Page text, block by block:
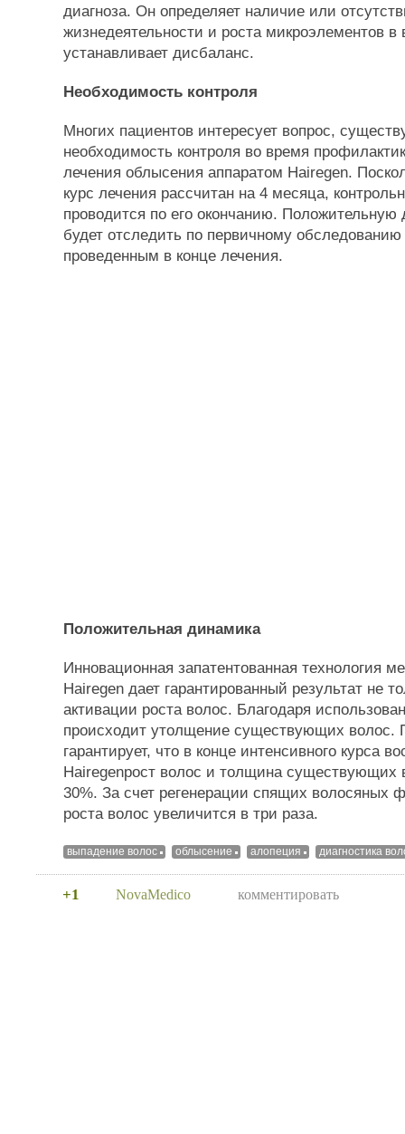
диагноза. Он определяет наличие или
жизнедеятельности и роста микроэлементов в
устанавливает дисбаланс.
Необходимость контроля
Многих пациентов интересует вопрос,
необходимость контроля во время
лечения облысения аппаратом Hairegen.
курс лечения рассчитан на 4 месяца,
проводится по его окончанию.
будет отследить по первичному
проведенным в конце лечения.
Положительная динамика
Инновационная запатентованная технология
Hairegen дает гарантированный результат не
активации роста волос. Благодаря
происходит утолщение существующих волос.
гарантирует, что в конце интенсивного курса
Hairegenрост волос и толщина существующих
30%. За счет регенерации спящих волосяных
роста волос увеличится в три раза.
выпадение волос облысение алопеция диагностика
+1 NovaMedico комментировать